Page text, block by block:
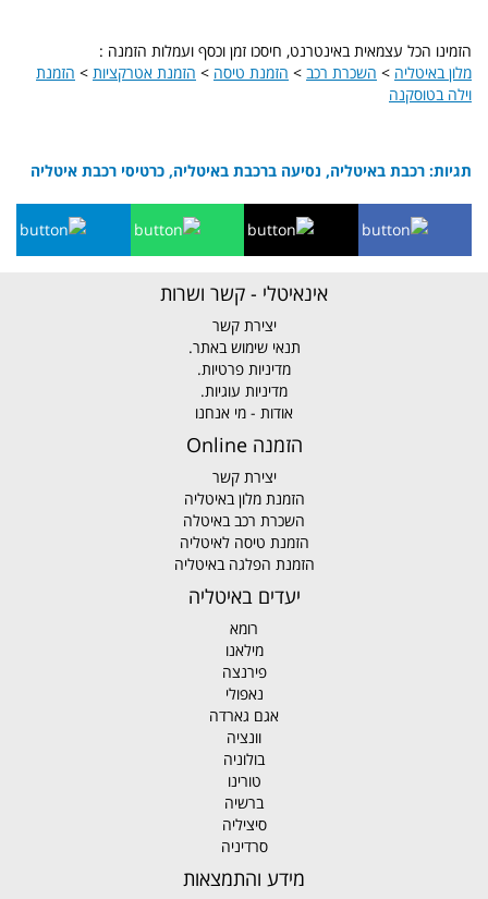
הזמינו הכל עצמאית באינטרנט, חיסכו זמן וכסף ועמלות הזמנה :
מלון באיטליה > השכרת רכב > הזמנת טיסה > הזמנת אטרקציות > הזמנת
וילה בטוסקנה
תגיות: רכבת באיטליה, נסיעה ברכבת באיטליה, כרטיסי רכבת איטליה
אינאיטלי - קשר ושרות
יצירת קשר
תנאי שימוש באתר.
מדיניות פרטיות.
מדיניות עוגיות.
אודות - מי אנחנו
הזמנה Online
יצירת קשר
הזמנת מלון באיטליה
השכרת רכב באיטלה
הזמנת טיסה לאיטליה
הזמנת הפלגה באיטליה
יעדים באיטליה
רומא
מילאנו
פירנצה
נאפולי
אגם גארדה
וונציה
בולוניה
טורינו
ברשיה
סיציליה
סרדיניה
מידע והתמצאות